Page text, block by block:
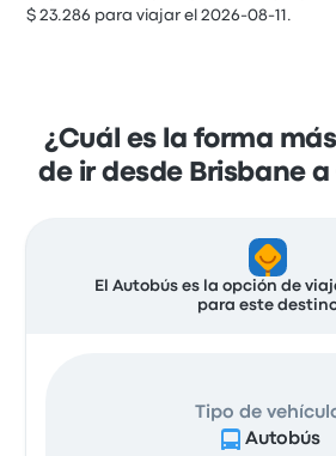
$ 23.286 para viajar el 2026-08-11.
¿Cuál es la forma
de ir desde Brisbane a
El Autobús es la opción de
para este
Tipo de
Autobús